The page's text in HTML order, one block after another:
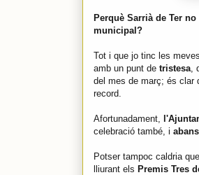
Perquè Sarrià de Ter
municipal?
Tot i que jo tinc les meves
amb un punt de tristesa
del mes de març; és clar
record.
Afortunadament,
celebració també, i
Potser tampoc caldria que
lliurant els Premis Tres